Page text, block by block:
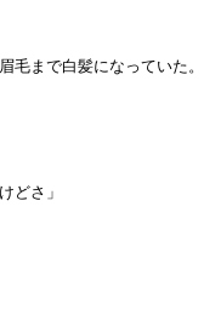
毛まで白髪になっていた。
どさ」